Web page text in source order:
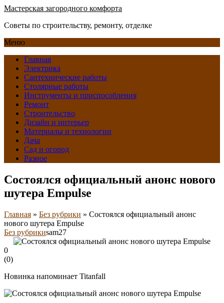
Мастерская загородного комфорта
Советы по строительству, ремонту, отделке
Меню
Главная
Электрика
Сантехнические работы
Столярные работы
Инструменты и приспособления
Ремонт
Строительство
Дизайн и интерьер
Материалы и технологии
Дача
Сад и огород
Разное
Состоялся официальный анонс нового
шутера Empulse
Главная » Без рубрики » Состоялся официальный анонс
нового шутера Empulse
Без рубрикиsam27
0
(0)
Новинка напоминает Titanfall